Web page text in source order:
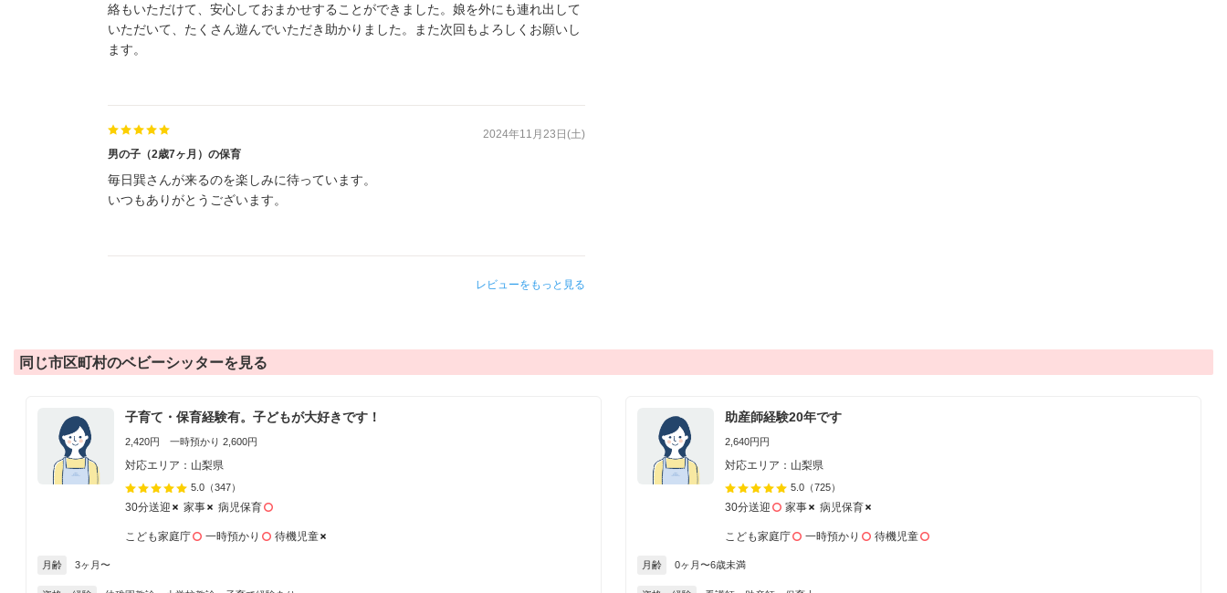
絡もいただけて、安心しておまかせすることができました。娘を外にも連れ出して
いただいて、たくさん遊んでいただき助かりました。また次回もよろしくお願いし
ます。
2024年11月23日(土)
男の子（2歳7ヶ月）の保育
毎日巽さんが来るのを楽しみに待っています。
いつもありがとうございます。
レビューをもっと見る
同じ市区町村のベビーシッターを見る
子育て・保育経験有。子どもが大好きです！
2,420円 一時預かり 2,600円
対応エリア：山梨県
5.0 （347）
30分送迎 家事 病児保育
こども家庭庁 一時預かり 待機児童
月齢 3ヶ月〜
助産師経験20年です
2,640円円
対応エリア：山梨県
5.0 （725）
30分送迎 家事 病児保育
こども家庭庁 一時預かり 待機児童
月齢 0ヶ月〜6歳未満